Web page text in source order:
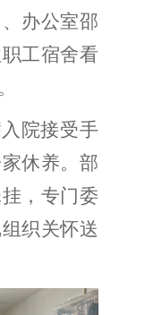
办公室邵
工宿舍看
院接受手
休养。部
，专门委
织关怀送